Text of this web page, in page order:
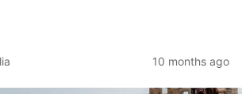
10 months ago